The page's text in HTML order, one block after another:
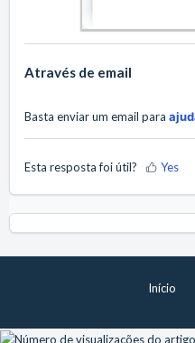
Através de email
Basta enviar um email para
Esta resposta foi útil? Yes
Início